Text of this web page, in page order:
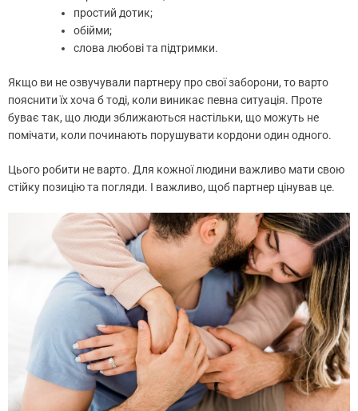
простий дотик;
обійми;
слова любові та підтримки.
Якщо ви не озвучували партнеру про свої заборони, то варто
пояснити їх хоча б тоді, коли виникає певна ситуація. Проте
буває так, що люди зближаються настільки, що можуть не
помічати, коли починають порушувати кордони один одного.
Цього робити не варто. Для кожної людини важливо мати свою
стійку позицію та погляди. І важливо, щоб партнер цінував це.